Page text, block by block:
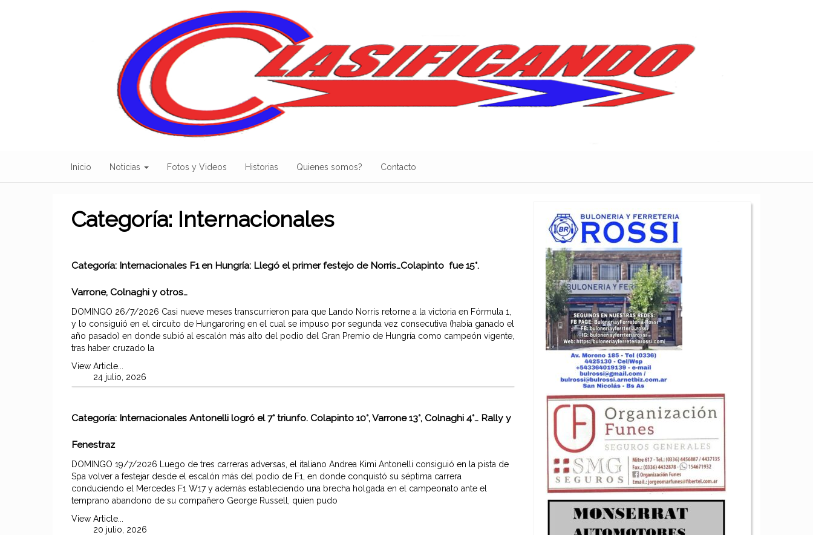
Inicio Noticias Fotos y Videos Historias Quienes somos? Contacto
Categoría: Internacionales
Categoría: Internacionales F1 en Hungría: Llegó el primer festejo de Norris…Colapinto fue 15°.
Varrone, Colnaghi y otros…
DOMINGO 26/7/2026 Casi nueve meses transcurrieron para que Lando Norris retorne a la victoria en Fórmula 1,
y lo consiguió en el circuito de Hungaroring en el cual se impuso por segunda vez consecutiva (había ganado el
año pasado) en donde subió al escalón más alto del podio del Gran Premio de Hungría como campeón vigente,
tras haber cruzado la
View Article...
24 julio, 2026
Categoría: Internacionales Antonelli logró el 7° triunfo. Colapinto 10°, Varrone 13°, Colnaghi 4°… Rally y
Fenestraz
DOMINGO 19/7/2026 Luego de tres carreras adversas, el italiano Andrea Kimi Antonelli consiguió en la pista de
Spa volver a festejar desde el escalón más del podio de F1, en donde conquistó su séptima carrera
conduciendo el Mercedes F1 W17 y además estableciendo una brecha holgada en el campeonato ante el
temprano abandono de su compañero George Russell, quien pudo
View Article...
20 julio, 2026